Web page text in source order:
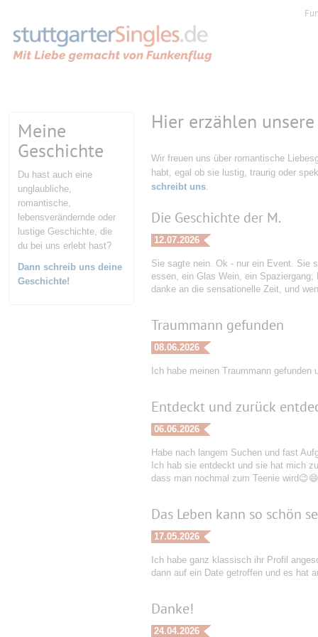
Meine
Geschichte
Du hast auch eine
unglaubliche,
romantische,
lebensverändernde oder
lustige Geschichte, die
du bei uns erlebt hast?
Dann schreib uns deine
Geschichte!
Hier erzählen
Wir freuen uns über romantische
habt, egal ob sie lustig, traurig oder
schreibt uns.
Die Geschichte der M.
12.07.2026
Sie sagte nein. Ok - nur ein Event. Sie
essen, ein Glas Wein, ein
danke an die sensationelle Zeit, und
Traummann gefunden
08.06.2026
Ich habe meinen Traummann
Entdeckt und zurück
06.06.2026
Habe nach langem Suchen und fast
Ich hab sie entdeckt und sie hat mich
dass man nochmal zum Teenie
Das Leben kann so schön
17.05.2026
Ich habe ganz klassisch ihr Profil
dann auf ein Date getroffen und es hat
Danke!
24.04.2026